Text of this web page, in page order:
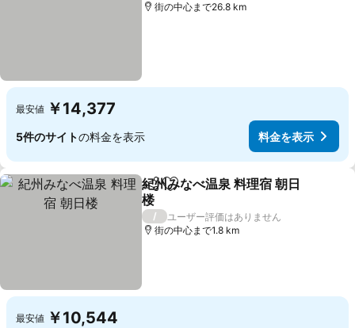
街の中心まで26.8 km
最安値 ￥14,377
5件のサイトの料金を表示 料金を表示
シェアお気に入りに追加
紀州みなべ温泉 料理宿 朝日
楼
/
ユーザー評価はありません
街の中心まで1.8 km
最安値 ￥10,544